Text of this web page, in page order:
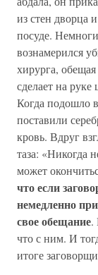
из стен дворца
посуде.
вознамерился
хирурга,
сделает на
Когда подошло
поставили
кровь. Вдруг
таза: «Никогда
может
что если
немедленно
свое обещание.
что с ним. И
итоге